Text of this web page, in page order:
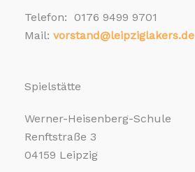
Telefon: 0176 9499 9701
Mail: vorstand@leipziglakers.de
Spielstätte
Werner-Heisenberg-Schule
Renftstraße 3
04159 Leipzig